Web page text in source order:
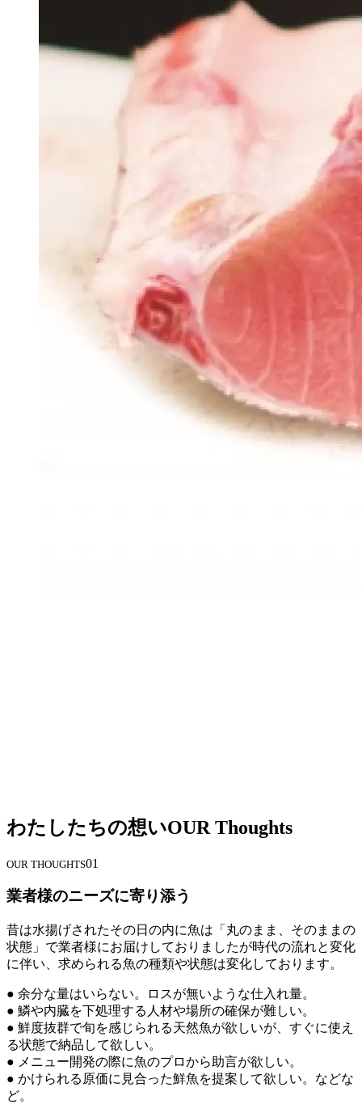
わたしたちの想いOUR Thoughts
OUR THOUGHTS01
業者様のニーズに寄り添う
昔は水揚げされたその日の内に魚は「丸のまま、そのままの
状態」で業者様にお届けしておりましたが時代の流れと変化
に伴い、求められる魚の種類や状態は変化しております。
● 余分な量はいらない。ロスが無いような仕入れ量。
● 鱗や内臓を下処理する人材や場所の確保が難しい。
● 鮮度抜群で旬を感じられる天然魚が欲しいが、すぐに使え
る状態で納品して欲しい。
● メニュー開発の際に魚のプロから助言が欲しい。
● かけられる原価に見合った鮮魚を提案して欲しい。などな
ど。